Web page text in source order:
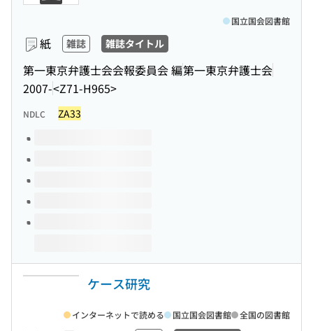
紙 雑誌 雑誌タイトル
第一東京弁護士会会報委員会 編第一東京弁護士会
2007-<Z71-H965>
国立国会図書館
NDLC ZA33
このタイトルの巻号
ケース研究
インターネットで読める 国立国会図書館 全国の図書館